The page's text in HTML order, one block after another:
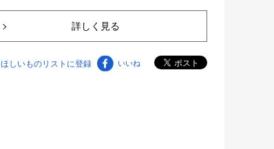
詳しく見る
ほしいものリストに登録 いいね